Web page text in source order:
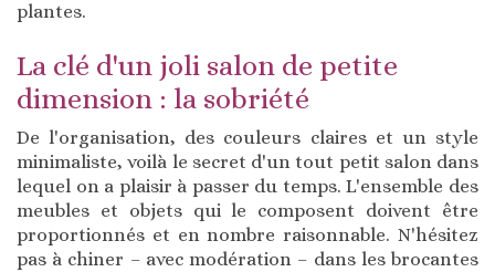
plantes.
La clé d'un joli salon de petite
dimension : la sobriété
De l'organisation, des couleurs claires et un style
minimaliste, voilà le secret d'un tout petit salon dans
lequel on a plaisir à passer du temps. L'ensemble des
meubles et objets qui le composent doivent être
proportionnés et en nombre raisonnable. N'hésitez
pas à chiner – avec modération – dans les brocantes